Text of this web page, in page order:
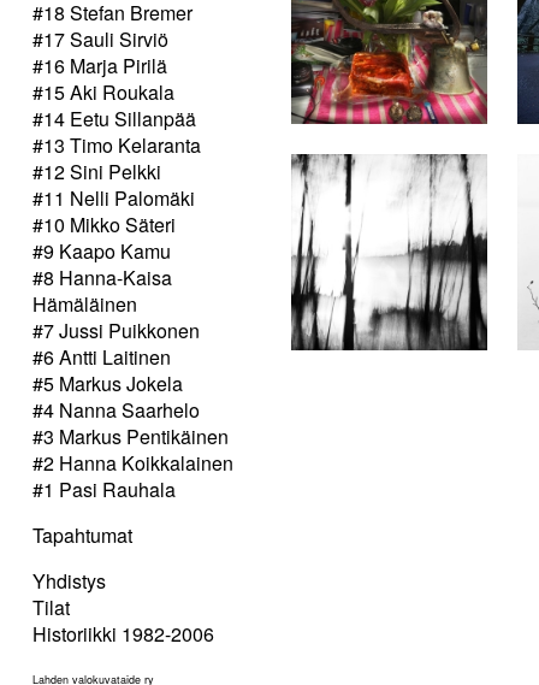
#18 Stefan Bremer
#17 Sauli Sirviö
#16 Marja Pirilä
#15 Aki Roukala
#14 Eetu Sillanpää
#13 Timo Kelaranta
#12 Sini Pelkki
#11 Nelli Palomäki
#10 Mikko Säteri
#9 Kaapo Kamu
#8 Hanna-Kaisa
Hämäläinen
#7 Jussi Puikkonen
#6 Antti Laitinen
#5 Markus Jokela
#4 Nanna Saarhelo
#3 Markus Pentikäinen
#2 Hanna Koikkalainen
#1 Pasi Rauhala
Tapahtumat
Yhdistys
Tilat
Historiikki 1982-2006
Lahden valokuvataide ry